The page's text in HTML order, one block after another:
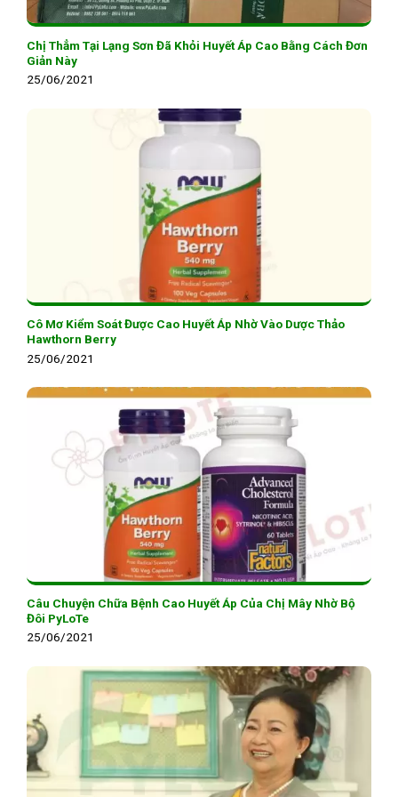
Chị Thẳm Tại Lạng Sơn Đã Khỏi Huyết Áp Cao Bằng Cách Đơn
Giản Này
25/06/2021
Cô Mơ Kiểm Soát Được Cao Huyết Áp Nhờ Vào Dược Thảo
Hawthorn Berry
25/06/2021
Câu Chuyện Chữa Bệnh Cao Huyết Áp Của Chị Mây Nhờ Bộ
Đôi PyLoTe
25/06/2021